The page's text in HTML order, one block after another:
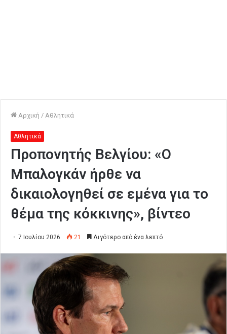
Αρχική / Αθλητικά
Αθλητικά
Προπονητής Βελγίου: «Ο
Μπαλογκάν ήρθε να
δικαιολογηθεί σε εμένα για το
θέμα της κόκκινης», βίντεο
7 Ιουλίου 2026 21 Λιγότερο από ένα λεπτό